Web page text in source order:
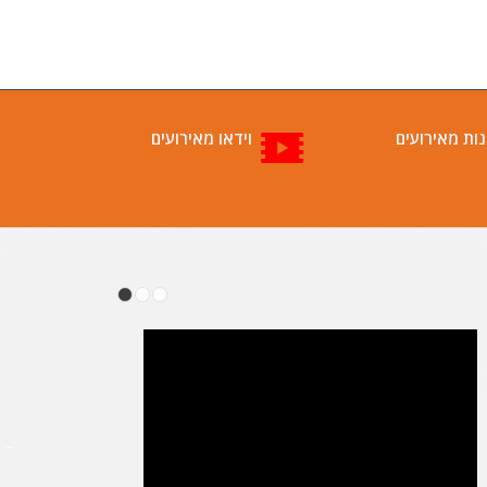
מאירועים וידאו מאירועים